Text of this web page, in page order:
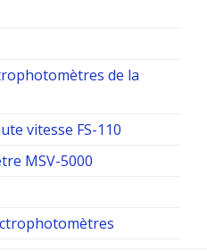
de la
vitesse FS-110
MSV-5000